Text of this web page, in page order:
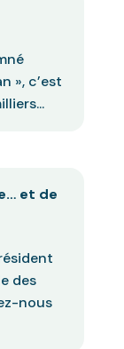
», c’est
et de
des
nous